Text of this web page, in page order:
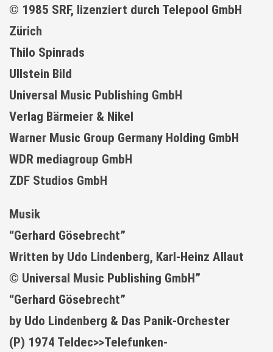
© 1985 SRF, lizenziert durch Telepool GmbH
Zürich
Thilo Spinrads
Ullstein Bild
Universal Music Publishing GmbH
Verlag Bärmeier & Nikel
Warner Music Group Germany Holding GmbH
WDR mediagroup GmbH
ZDF Studios GmbH
Musik
“Gerhard Gösebrecht”
Written by Udo Lindenberg, Karl-Heinz Allaut
© Universal Music Publishing GmbH”
“Gerhard Gösebrecht”
by Udo Lindenberg & Das Panik-Orchester
(P) 1974 Teldec>>Telefunken-